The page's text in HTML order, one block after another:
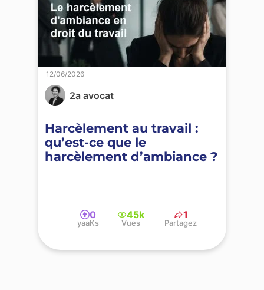
2a avocat
Harcèlement au travail :
qu’est-ce que le
harcèlement d’ambiance ?
12/06/2026
0
yaaKs
45k
Vues
1
Partagez